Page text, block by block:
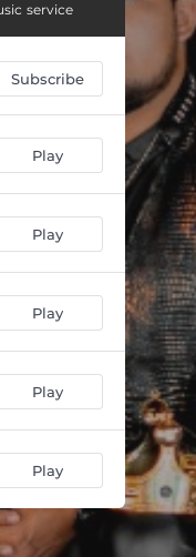
03:06
03:24
02:57
03:54
03:07
02:24
02:54
01:43
02:23
03:25
service
Subscribe
Play
Play
Play
Play
Play